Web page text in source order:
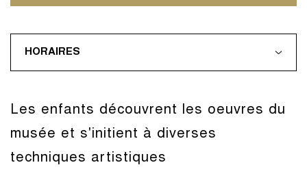
HORAIRES
Les enfants découvrent les oeuvres du
musée et s'initient à diverses
techniques artistiques